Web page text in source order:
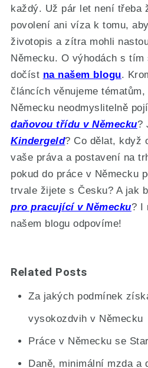
každý. Už pár let není třeba
povolení ani víza k tomu,
životopis a zítra mohli
Německu. O výhodách s
dočíst na našem blogu.
článcích věnujeme
Německu neodmyslitelně
daňovou třídu v Německu?
Kindergeld? Co dělat, když
vaše práva a postavení na
pokud do práce v Německu
trvale žijete s Česku? A jak
pro pracující v Německu? I
našem blogu odpovíme!
Related Posts
Za jakých podmínek
vysokozdvih v Německu
Práce v Německu se
Daně, minimální mzda a